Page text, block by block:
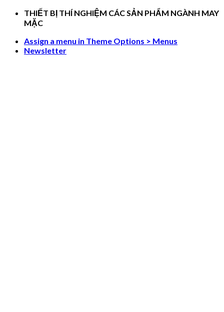
Skip
THIẾT BỊ THÍ NGHIỆM CÁC SẢN PHẨM NGÀNH MAY
MẶC
Assign a menu in Theme Options > Menus
Newsletter